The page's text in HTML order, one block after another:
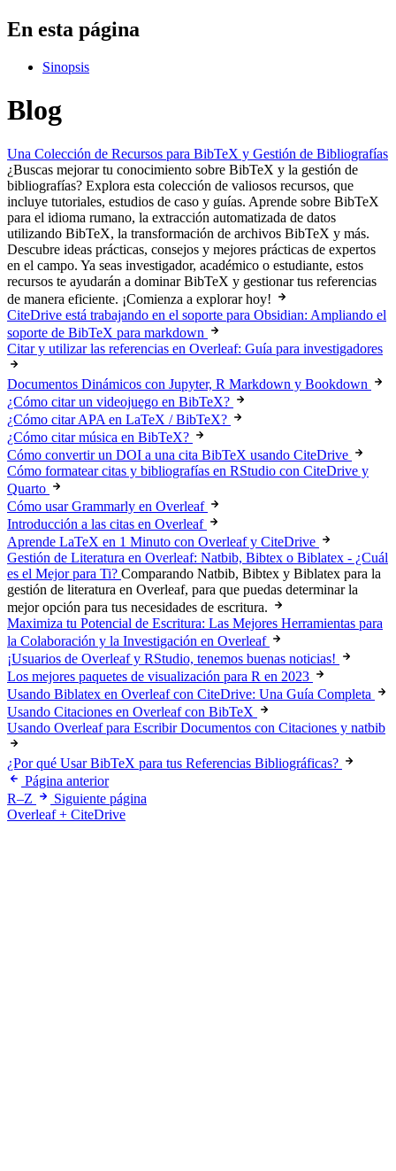
En esta página
Sinopsis
Blog
Una Colección de Recursos para BibTeX y Gestión de Bibliografías
¿Buscas mejorar tu conocimiento sobre BibTeX y la gestión de
bibliografías? Explora esta colección de valiosos recursos, que
incluye tutoriales, estudios de caso y guías. Aprende sobre BibTeX
para el idioma rumano, la extracción automatizada de datos
utilizando BibTeX, la transformación de archivos BibTeX y más.
Descubre ideas prácticas, consejos y mejores prácticas de expertos
en el campo. Ya seas investigador, académico o estudiante, estos
recursos te ayudarán a dominar BibTeX y gestionar tus referencias
de manera eficiente. ¡Comienza a explorar hoy!
CiteDrive está trabajando en el soporte para Obsidian: Ampliando el
soporte de BibTeX para markdown
Citar y utilizar las referencias en Overleaf: Guía para investigadores
Documentos Dinámicos con Jupyter, R Markdown y Bookdown
¿Cómo citar un videojuego en BibTeX?
¿Cómo citar APA en LaTeX / BibTeX?
¿Cómo citar música en BibTeX?
Cómo convertir un DOI a una cita BibTeX usando CiteDrive
Cómo formatear citas y bibliografías en RStudio con CiteDrive y
Quarto
Cómo usar Grammarly en Overleaf
Introducción a las citas en Overleaf
Aprende LaTeX en 1 Minuto con Overleaf y CiteDrive
Gestión de Literatura en Overleaf: Natbib, Bibtex o Biblatex - ¿Cuál
es el Mejor para Ti? Comparando Natbib, Bibtex y Biblatex para la
gestión de literatura en Overleaf, para que puedas determinar la
mejor opción para tus necesidades de escritura.
Maximiza tu Potencial de Escritura: Las Mejores Herramientas para
la Colaboración y la Investigación en Overleaf
¡Usuarios de Overleaf y RStudio, tenemos buenas noticias!
Los mejores paquetes de visualización para R en 2023
Usando Biblatex en Overleaf con CiteDrive: Una Guía Completa
Usando Citaciones en Overleaf con BibTeX
Usando Overleaf para Escribir Documentos con Citaciones y natbib
¿Por qué Usar BibTeX para tus Referencias Bibliográficas?
Página anterior
R–Z
Siguiente página
Overleaf + CiteDrive